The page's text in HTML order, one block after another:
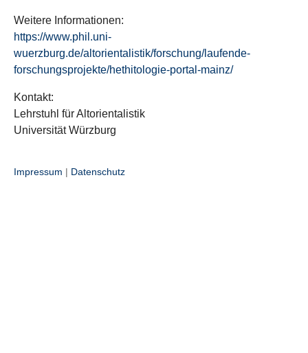
Weitere Informationen:
https://www.phil.uni-
wuerzburg.de/altorientalistik/forschung/laufende-
forschungsprojekte/hethitologie-portal-mainz/
Kontakt:
Lehrstuhl für Altorientalistik
Universität Würzburg
Impressum | Datenschutz